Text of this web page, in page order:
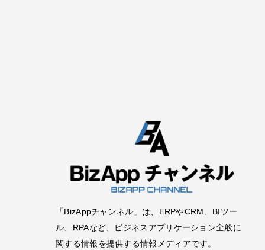
「BizAppチャンネル」は、ERPやCRM、BIツー
ル、RPAなど、ビジネスアプリケーション全般に
関する情報を提供する情報メディアです。